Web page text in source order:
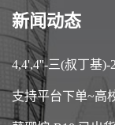
新闻动态
4,4',4''-三(叔丁基)-
支持平台下单~高